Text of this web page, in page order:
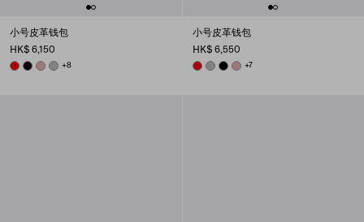
小号皮革钱包
HK$ 6,150
REDBLACKROSY BLUSH
DARK GREY
+8
小号皮革钱包
HK$ 6,550
REDDARK GREY
BLACKROSY BLUSH
+7